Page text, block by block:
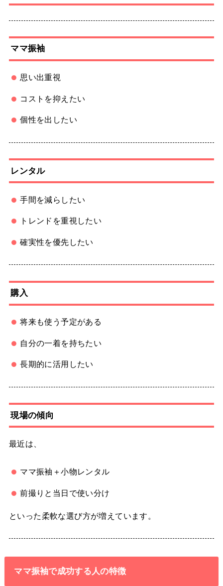
ママ振袖
思い出重視
コストを抑えたい
個性を出したい
レンタル
手間を減らしたい
トレンドを重視したい
確実性を優先したい
購入
将来も使う予定がある
自分の一着を持ちたい
長期的に活用したい
現場の傾向
最近は、
ママ振袖＋小物レンタル
前撮りと当日で使い分け
といった柔軟な選び方が増えています。
ママ振袖で成功する人の特徴